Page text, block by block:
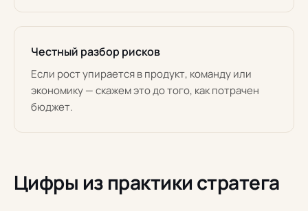
Честный разбор рисков
Если рост упирается в продукт, команду или
экономику — скажем это до того, как потрачен
бюджет.
Цифры из практики стратега